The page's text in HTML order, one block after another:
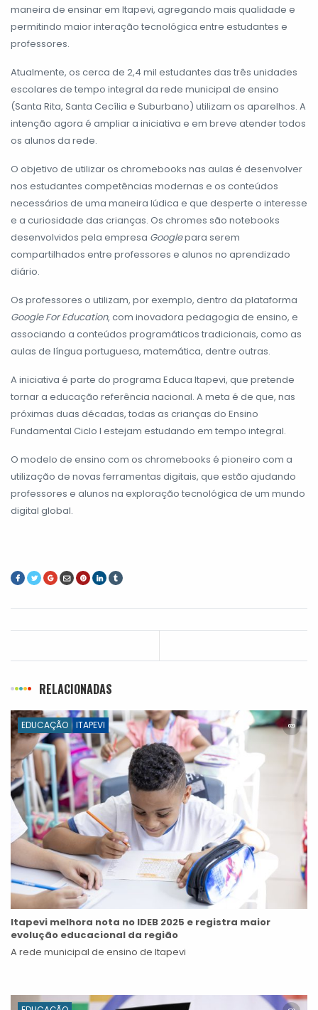
maneira de ensinar em Itapevi, agregando mais qualidade e
permitindo maior interação tecnológica entre estudantes e
professores.
Atualmente, os cerca de 2,4 mil estudantes das três unidades
escolares de tempo integral da rede municipal de ensino
(Santa Rita, Santa Cecília e Suburbano) utilizam os aparelhos. A
intenção agora é ampliar a iniciativa e em breve atender todos
os alunos da rede.
O objetivo de utilizar os chromebooks nas aulas é desenvolver
nos estudantes competências modernas e os conteúdos
necessários de uma maneira lúdica e que desperte o interesse
e a curiosidade das crianças. Os chromes são notebooks
desenvolvidos pela empresa Googlepara serem
compartilhados entre professores e alunos no aprendizado
diário.
Os professores o utilizam, por exemplo, dentro da plataforma
Google For Education, com inovadora pedagogia de ensino, e
associando a conteúdos programáticos tradicionais, como as
aulas de língua portuguesa, matemática, dentre outras.
A iniciativa é parte do programa Educa Itapevi, que pretende
tornar a educação referência nacional. A meta é de que, nas
próximas duas décadas, todas as crianças do Ensino
Fundamental Ciclo I estejam estudando em tempo integral.
O modelo de ensino com os chromebooks é pioneiro com a
utilização de novas ferramentas digitais, que estão ajudando
professores e alunos na exploração tecnológica de um mundo
digital global.
RELACIONADAS
EDUCAÇÃO ITAPEVI
Itapevi melhora nota no IDEB 2025 e registra maior
evolução educacional da região
A rede municipal de ensino de Itapevi